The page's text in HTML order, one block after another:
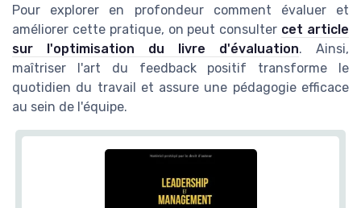
Pour explorer en profondeur comment évaluer et
améliorer cette pratique, on peut consulter cet article
sur l'optimisation du livre d'évaluation. Ainsi,
maîtriser l'art du feedback positif transforme le
quotidien du travail et assure une pédagogie efficace
au sein de l'équipe.